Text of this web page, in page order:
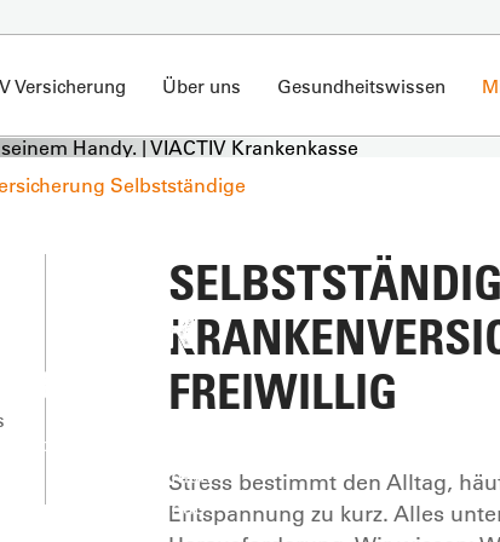
Versicherung Über uns Gesundheitswissen
Selbstständige
-
FÜR
– und geht jede
besser, wenn man
an seiner Seite hat.
SELBSTSTÄNDIG
FREIWILLIG
Stress bestimmt den Alltag,
Entspannung zu kurz. Alles